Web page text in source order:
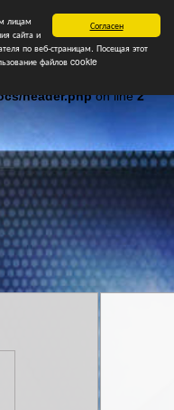
Согласен
лицам
сайта и
по веб-страницам. Посещая этот
файлов cookie
header.phpon line2
НФ Свободные